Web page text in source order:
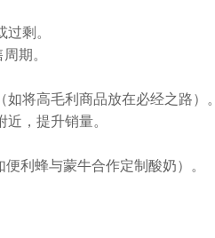
剩。
期。
将高毛利商品放在必经之路）。
，提升销量。
利蜂与蒙牛合作定制酸奶）。